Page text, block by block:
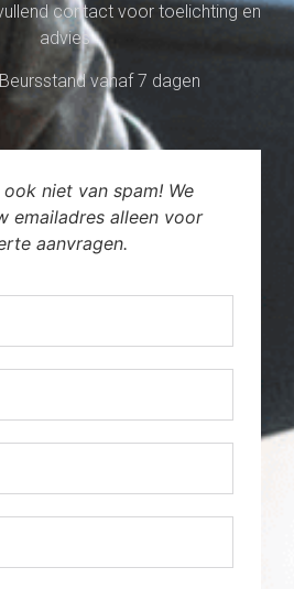
contact voor toelichting en
advies
vanaf 7 dagen
niet van spam! We
emailadres alleen voor
aanvragen.